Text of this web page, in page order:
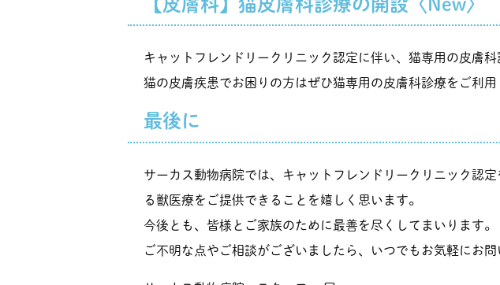
キャットフレンドリークリニック認定に伴い、猫専用の皮膚科
猫の皮膚疾患でお困りの方はぜひ猫専用の皮膚科診療をご利用
最後に
サーカス動物病院では、キャットフレンドリークリニック認
る獣医療をご提供できることを嬉しく思います。
今後とも、皆様とご家族のために最善を尽くしてまいります。
ご不明な点やご相談がございましたら、いつでもお気軽にお問